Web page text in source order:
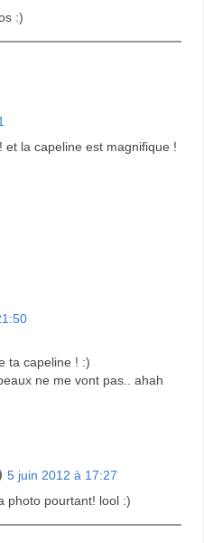
:)
et la capeline est magnifique !
ta capeline ! :)
ne me vont pas.. ahah
5 juin 2012 à 17:27
photo pourtant! lool :)